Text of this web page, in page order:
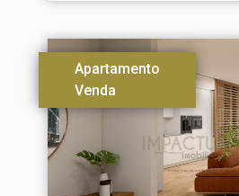
Apartamento
Venda